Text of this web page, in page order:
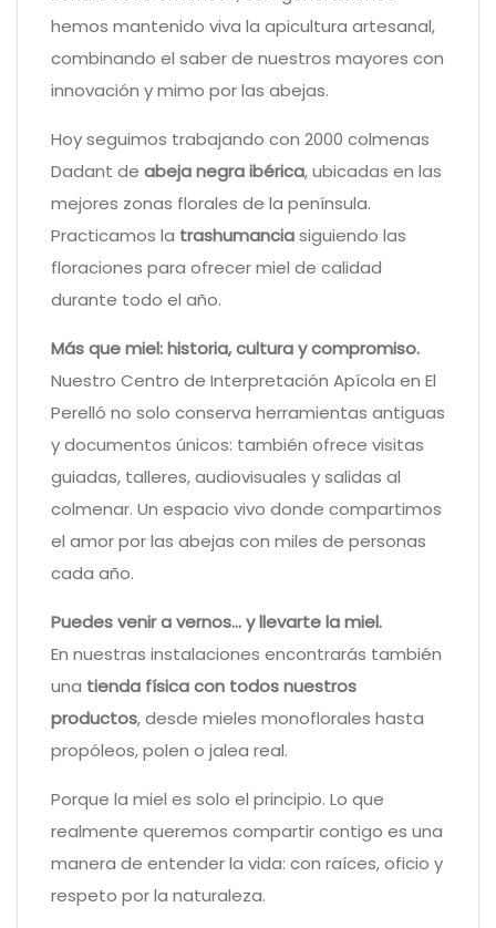
hemos mantenido viva la apicultura artesanal,
combinando el saber de nuestros mayores con
innovación y mimo por las abejas.
Hoy seguimos trabajando con 2000 colmenas
Dadant de abeja negra ibérica, ubicadas en las
mejores zonas florales de la península.
Practicamos la trashumanciasiguiendo las
floraciones para ofrecer miel de calidad
durante todo el año.
Más que miel: historia, cultura y compromiso.
Nuestro Centro de Interpretación Apícola en El
Perelló no solo conserva herramientas antiguas
y documentos únicos: también ofrece visitas
guiadas, talleres, audiovisuales y salidas al
colmenar. Un espacio vivo donde compartimos
el amor por las abejas con miles de personas
cada año.
Puedes venir a vernos… y llevarte la miel.
En nuestras instalaciones encontrarás también
una tienda física con todos nuestros
productos, desde mieles monoflorales hasta
propóleos, polen o jalea real.
Porque la miel es solo el principio. Lo que
realmente queremos compartir contigo es una
manera de entender la vida: con raíces, oficio y
respeto por la naturaleza.